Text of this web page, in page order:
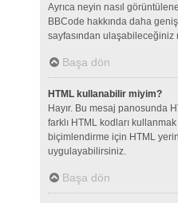
Ayrıca neyin nasıl
BBCode hakkında daha
sayfasından ulaşabileceğiniz
Başa dön
HTML kullanabilir miyim?
Hayır. Bu mesaj panosunda
farklı HTML kodları
biçimlendirme için HTML
uygulayabilirsiniz.
Başa dön